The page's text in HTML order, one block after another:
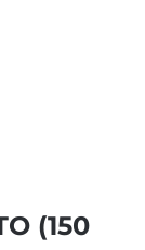
(150